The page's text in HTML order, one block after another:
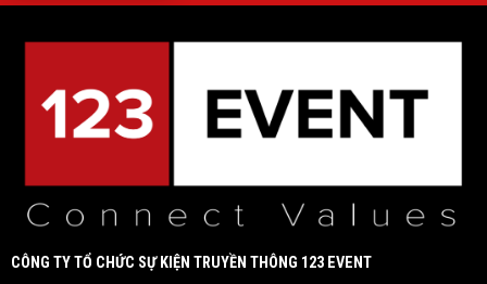
CÔNG TY TỔ CHỨC SỰ KIỆN TRUYỀN THÔNG 123 EVENT